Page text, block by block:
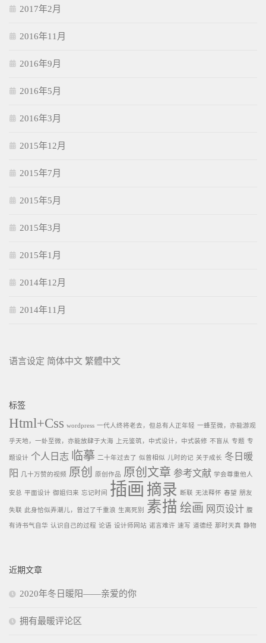
2017年2月
2016年11月
2016年9月
2016年5月
2016年3月
2015年12月
2015年7月
2015年5月
2015年3月
2015年1月
2014年12月
2014年11月
语言设定 简体中文 繁體中文
标签
Html+Css wordpress 一代人终将老去，但总有人正年轻 一蜂至微，亦能游观
乎天地，一虲至微，亦能放肆于大海 上元鉴筑，中式设计，中式装修 不盲从 专题 专
题设计 个人日志 临摹 二十年过去了 似曾相似 儿时的记 关于成长 冬日暖
阳
几十万赞的视频 原创 原创作品 原创文章 参考文献 学会尊重他人
安总 平面设计 御姐归来 忘记时间 插画 摘录 断联 无法释怀 春望 朋友
失联 此身恰似弄潮儿，曾过了千重浪 生离死别 素描 绘画 网页设计 腹
有诗书气自华 认识自己的过程 论语 设计师网站 诺言难许 速写 道德经 那时天真 静物
近期文章
2020年冬日暖阳——亲爱的你
拥有最暖评论区